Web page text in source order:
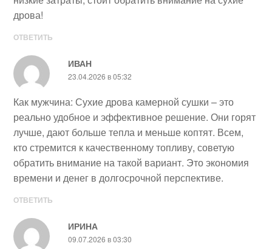
дрова!
ОТВЕТИТЬ
ИВАН
23.04.2026 в 05:32
Как мужчина: Сухие дрова камерной сушки – это
реально удобное и эффективное решение. Они горят
лучше, дают больше тепла и меньше коптят. Всем,
кто стремится к качественному топливу, советую
обратить внимание на такой вариант. Это экономия
времени и денег в долгосрочной перспективе.
ОТВЕТИТЬ
ИРИНА
09.07.2026 в 03:30